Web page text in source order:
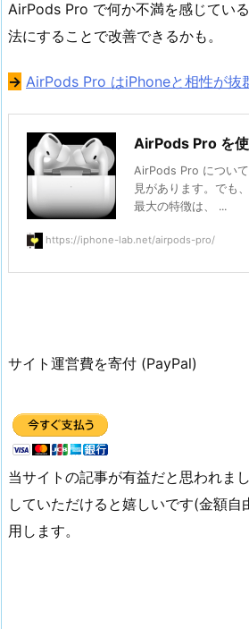
AirPods Pro で何か不満を感じてい
法にすることで改善できるかも。
→ AirPods Pro はiPhoneと相性が抜
AirPods Pro を
AirPods Pro につい
見があります。でも
最大の特徴は、 ...
https://iphone-lab.net/airpods-pro/
サイト運営費を寄付 (PayPal)
当サイトの記事が有益だと思われま
していただけると嬉しいです(金額自
用します。